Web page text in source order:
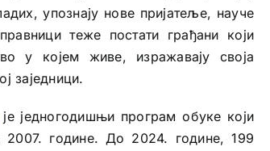
упознају нове пријатеље, науче
теже постати грађани који
у којем живе, изражавају своја
заједници.
једногодишњи програм обуке који
2007. године. До 2024. године, 199